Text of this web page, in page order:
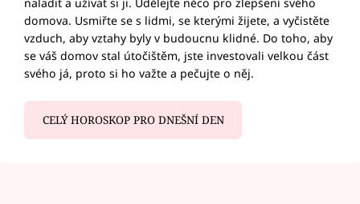
domova. Usmiřte se s lidmi, se kterými žijete, a vyčistěte
vzduch, aby vztahy byly v budoucnu klidné. Do toho, aby
se váš domov stal útočištěm, jste investovali velkou část
svého já, proto si ho važte a pečujte o něj.
CELÝ HOROSKOP PRO DNEŠNÍ DEN